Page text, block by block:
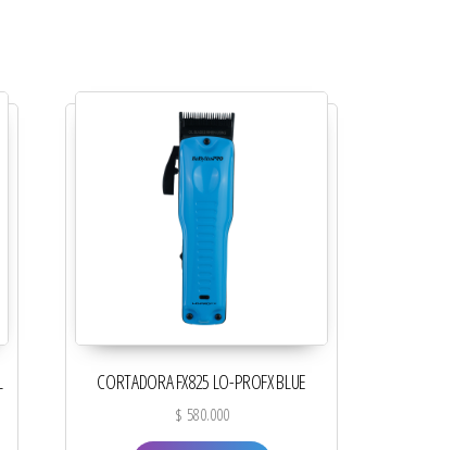
CORTADORA FX825 LO-PROFX BLUE
$ 580.000